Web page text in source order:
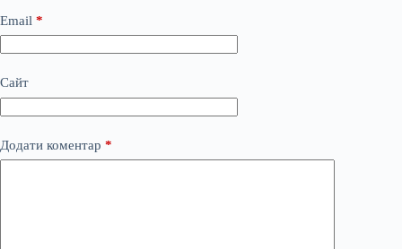
Email *
Сайт
Додати коментар *